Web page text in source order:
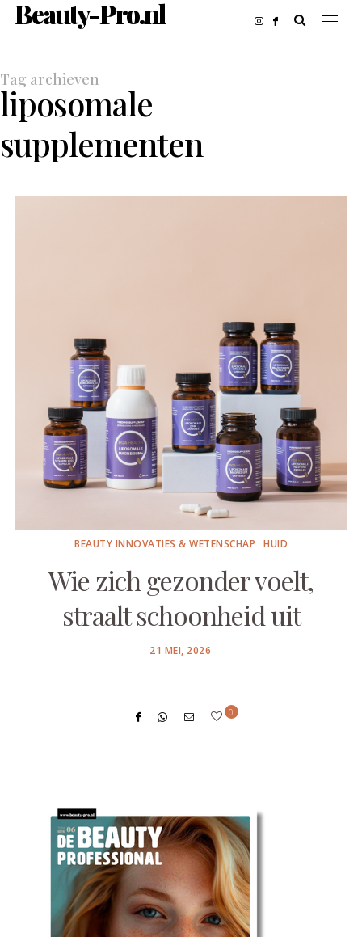
Beauty-Pro.nl
Tag archieven
liposomale
supplementen
BEAUTY INNOVATIES & WETENSCHAP HUID
Wie zich gezonder voelt,
straalt schoonheid uit
POSTED
21 MEI, 2026
0